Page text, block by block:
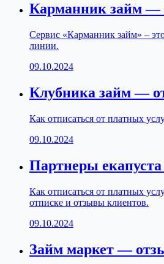
Карманник займ —
Сервис «Карманник займ» –
линии.
09.10.2024
Клубника займ —
Как отписаться от платных
09.10.2024
Партнеры
Как отписаться от платных
отписке и отзывы клиентов.
09.10.2024
Займ маркет —